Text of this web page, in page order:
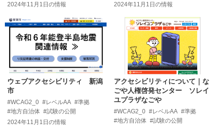
2024年11月1日 の情報
2024年11月1日 の情報
ウェブアクセシビリティ 新潟
市
#WCAG2_0 #レベルAA #準拠
#地方自治体 #試験の公開
2024年11月1日 の情報
アクセシビリティについて｜な
ごや人権啓発センター ソレイ
ユプラザなごや
#WCAG2_0 #レベルAA #準拠
#地方自治体 #試験の公開